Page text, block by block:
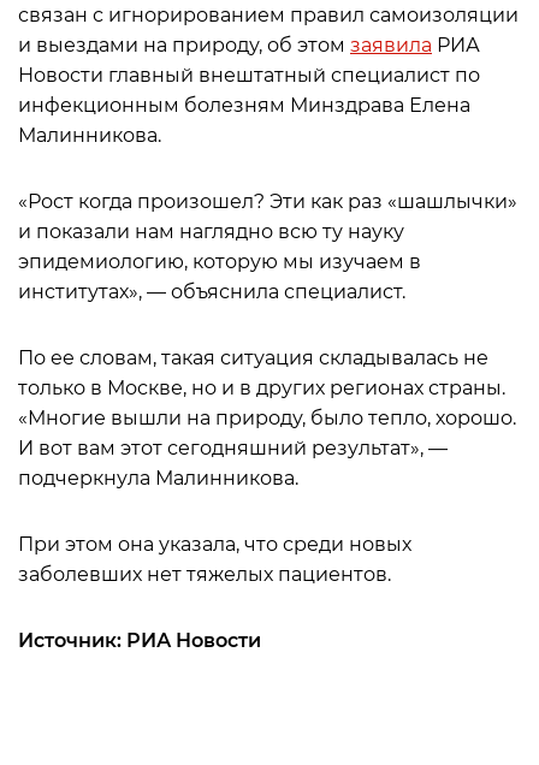
связан с игнорированием правил самоизоляции
и выездами на природу, об этом заявила РИА
Новости главный внештатный специалист по
инфекционным болезням Минздрава Елена
Малинникова.
«Рост когда произошел? Эти как раз «шашлычки»
и показали нам наглядно всю ту науку
эпидемиологию, которую мы изучаем в
институтах», — объяснила специалист.
По ее словам, такая ситуация складывалась не
только в Москве, но и в других регионах страны.
«Многие вышли на природу, было тепло, хорошо.
И вот вам этот сегодняшний результат», —
подчеркнула Малинникова.
При этом она указала, что среди новых
заболевших нет тяжелых пациентов.
Источник: РИА Новости